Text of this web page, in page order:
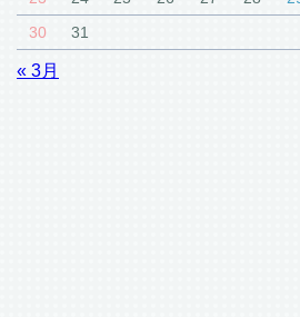
30
31
« 3月